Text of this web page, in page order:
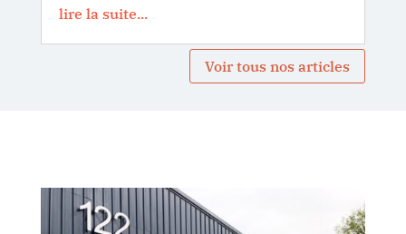
lire la suite...
Voir tous nos articles